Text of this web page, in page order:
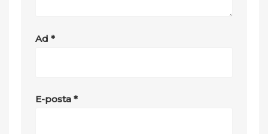
Ad*
E-posta*